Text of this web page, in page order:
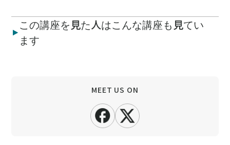
この講座を見た人はこんな講座も見てい
ます
MEET US ON